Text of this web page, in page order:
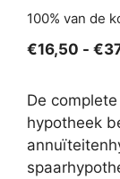
5
100% van de
€16,50 - €
De
hypotheek